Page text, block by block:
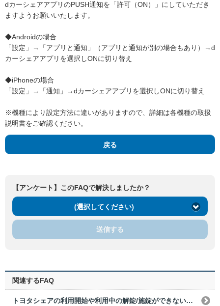
dカーシェアアプリのPUSH通知を「許可（ON）」にしていただき
ますようお願いいたします。
◆Androidの場合
「設定」→「アプリと通知」（アプリと通知が別の場合もあり）→d
カーシェアアプリを選択しONに切り替え
◆iPhoneの場合
「設定」→「通知」→dカーシェアアプリを選択しONに切り替え
※機種により設定方法に違いがありますので、詳細は各機種の取扱
説明書をご確認ください。
戻る
【アンケート】このFAQで解決しましたか？
(選択してください)
送信する
関連するFAQ
トヨタシェアの利用開始や利用中の解錠/施錠ができない。どうすればいいですか？